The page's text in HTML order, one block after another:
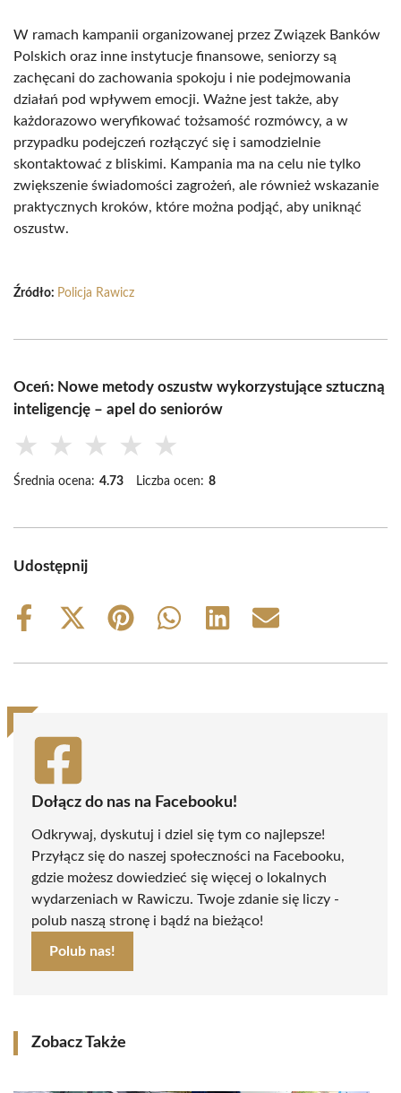
W ramach kampanii organizowanej przez Związek Banków
Polskich oraz inne instytucje finansowe, seniorzy są
zachęcani do zachowania spokoju i nie podejmowania
działań pod wpływem emocji. Ważne jest także, aby
każdorazowo weryfikować tożsamość rozmówcy, a w
przypadku podejczeń rozłączyć się i samodzielnie
skontaktować z bliskimi. Kampania ma na celu nie tylko
zwiększenie świadomości zagrożeń, ale również wskazanie
praktycznych kroków, które można podjąć, aby uniknąć
oszustw.
Źródło: Policja Rawicz
Oceń: Nowe metody oszustw wykorzystujące sztuczną
inteligencję – apel do seniorów
★ ★ ★ ★ ★
Średnia ocena: 4.73 Liczba ocen: 8
Udostępnij
Share
Share
(Twitter)
Share
Share
Share
Share
Dołącz do nas na Facebooku!
Odkrywaj, dyskutuj i dziel się tym co najlepsze!
Przyłącz się do naszej społeczności na Facebooku,
gdzie możesz dowiedzieć się więcej o lokalnych
wydarzeniach w Rawiczu. Twoje zdanie się liczy -
polub naszą stronę i bądź na bieżąco!
Polub nas!
Zobacz Także